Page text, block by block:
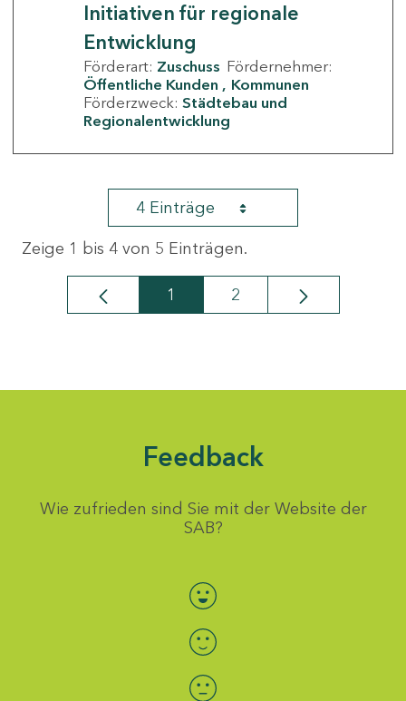
Initiativen für regionale
Entwicklung
Förderart: Zuschuss Fördernehmer:
Öffentliche Kunden
Kommunen
Förderzweck: Städtebau und
Regionalentwicklung
4 Einträge
Zeige 1 bis 4 von 5 Einträgen.
Seite
1 Seite
2
Feedback
Wie zufrieden sind Sie mit der Website der
SAB?
Bewertung auswählen